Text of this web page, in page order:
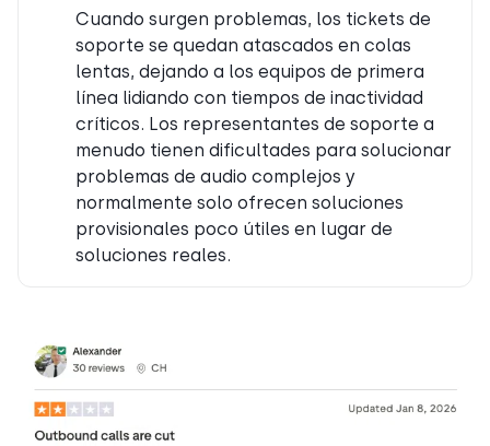
Cuando surgen problemas, los tickets de
soporte se quedan atascados en colas
lentas, dejando a los equipos de primera
línea lidiando con tiempos de inactividad
críticos. Los representantes de soporte a
menudo tienen dificultades para solucionar
problemas de audio complejos y
normalmente solo ofrecen soluciones
provisionales poco útiles en lugar de
soluciones reales.